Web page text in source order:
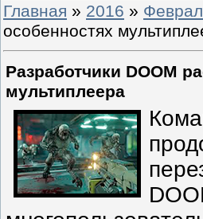
Главная » 2016 »
особенностях
Разработчики DOOM
мультиплеера